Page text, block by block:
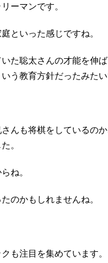
ーマンです。
といった感じですね。
た聡太さんの才能を伸
う教育方針だったみたい
んも将棋をしているの
。
ね。
のかもしれませんね。
も注目を集めています。